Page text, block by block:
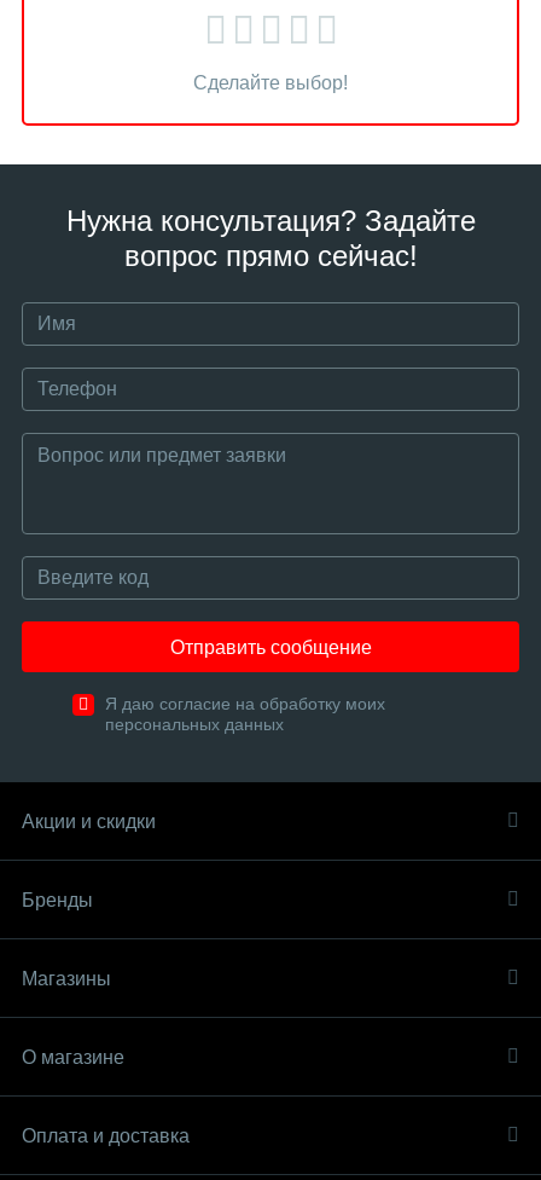
Сделайте выбор!
Нужна консультация? Задайте
вопрос прямо сейчас!
Отправить сообщение
Я даю согласие на обработку моих
персональных данных
Акции и скидки
Бренды
Магазины
О магазине
Оплата и доставка